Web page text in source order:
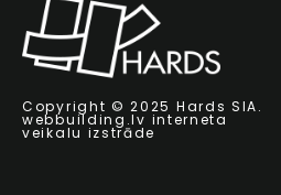
Copyright © 2025 Hards SIA.
webbuilding.lv interneta
veikalu izstrāde